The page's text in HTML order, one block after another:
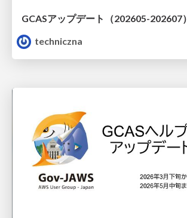
GCASアップデート（202605-202607）
techniczna